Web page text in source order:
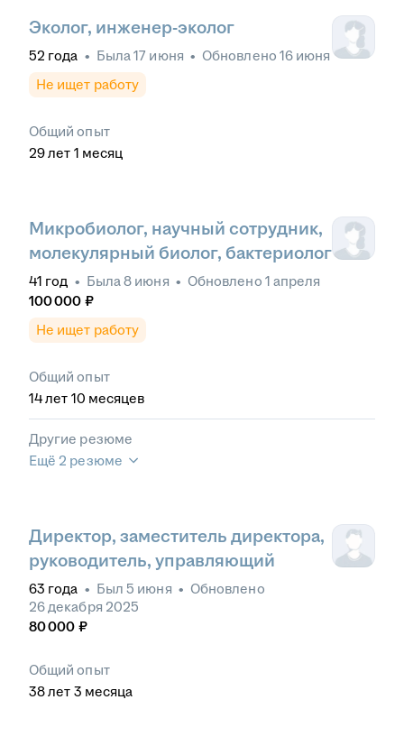
Эколог, инженер-эколог
52 года • Была17 июня • Обновлено 16 июня
Не ищет работу
Общий опыт
29лет 1 месяц
Микробиолог, научный сотрудник,
молекулярный биолог, бактериолог
41 год • Была8 июня • Обновлено 1 апреля
100 000 ₽
Не ищет работу
Общий опыт
14лет 10 месяцев
Другие резюме
Ещё 2 резюме
Директор, заместитель директора,
руководитель, управляющий
63 года • Был 5 июня • Обновлено
26 декабря 2025
80 000 ₽
Общий опыт
38лет 3 месяца